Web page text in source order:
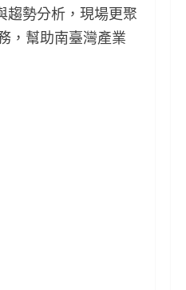
趨勢分析，現場更聚
，幫助南臺灣產業